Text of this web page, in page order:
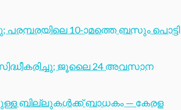
10-ാമത്തെ ബസും പൊട്ടി
ജൂലൈ 24 അവസാന
ബില്ലുകൾക്ക് ബാധകം — കേരള